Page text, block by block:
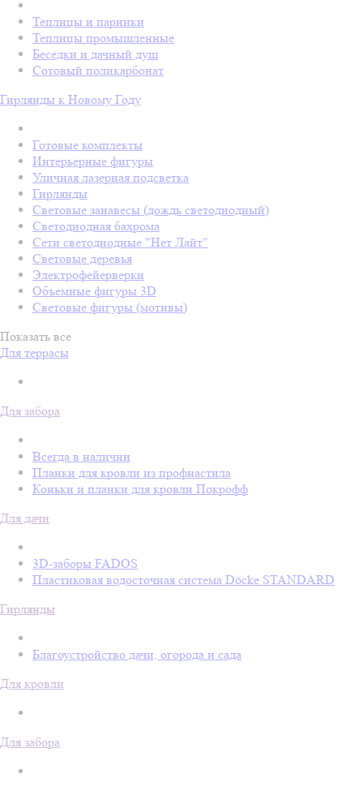
Теплицы и парники
Теплицы промышленные
Беседки и дачный душ
Сотовый поликарбонат
Гирлянды к Новому Году
Готовые комплекты
Интерьерные фигуры
Уличная лазерная подсветка
Гирлянды
Световые занавесы (дождь светодиодный)
Светодиодная бахрома
Сети светодиодные "Нет Лайт"
Световые деревья
Электрофейерверки
Объемные фигуры 3D
Световые фигуры (мотивы)
Показать все
Для террасы
Для забора
Всегда в наличии
Планки для кровли из профнастила
Коньки и планки для кровли Покрофф
Для дачи
3D-заборы FADOS
Пластиковая водосточная система Döcke STANDARD
Гирлянды
Благоустройство дачи, огорода и сада
Для кровли
Для забора